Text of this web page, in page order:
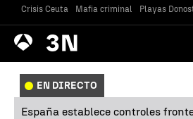
Crisis Ceuta Mafia criminal Playas
Antena
3 Noticias
EN DIRECTO
España establece controles